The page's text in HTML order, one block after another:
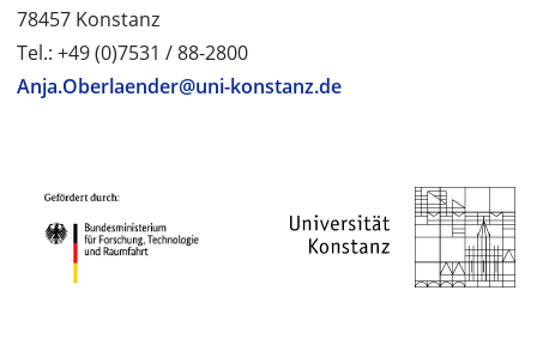
78457 Konstanz
Tel.: +49 (0)7531 / 88-2800
Anja.Oberlaender@uni-konstanz.de